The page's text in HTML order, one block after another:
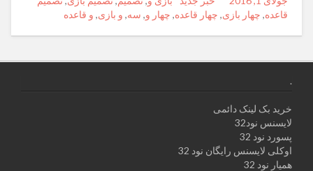
on
قاعده, چهار بازی, چهار قاعده, چهار و, سه, و بازی, و قاعده
.
خرید بک لینک دائمی
لایسنس نود32
پسورد نود 32
اوکلی لایسنس رایگان نود 32
همیار نود 32